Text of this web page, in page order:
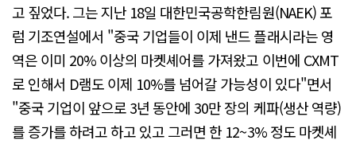
고 짚었다. 그는 지난 18일 대한민국공학한림원(NAEK) 포
럼 기조연설에서 "중국 기업들이 이제 낸드 플래시라는 영
역은 이미 20% 이상의 마켓셰어를 가져왔고 이번에 CXMT
로 인해서 D램도 이제 10%를 넘어갈 가능성이 있다"면서
"중국 기업이 앞으로 3년 동안에 30만 장의 케파(생산 역량)
를 증가를 하려고 하고 있고 그러면 한 12~3% 정도 마켓셰